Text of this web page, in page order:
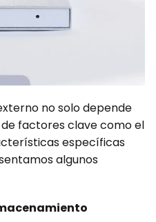
no solo depende
factores clave como el
específicas
algunos